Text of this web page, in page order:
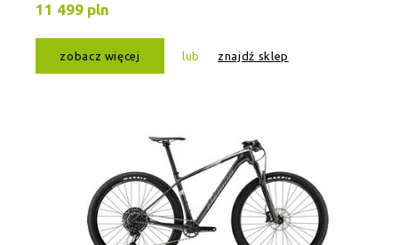
11 499 pln
zobacz więcej lub znajdź sklep